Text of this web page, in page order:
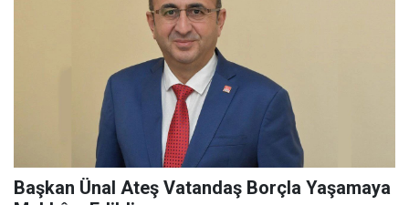
Başkan Ünal Ateş Vatandaş Borçla Yaşamaya